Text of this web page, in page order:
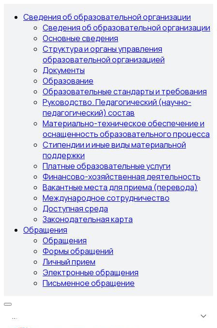
Сведения об образовательной организации
Сведения об образовательной организации
Основные сведения
Структура и органы управления
образовательной организацией
Документы
Образование
Образовательные стандарты и требования
Руководство. Педагогический (научно-
педагогический) состав
Материально-техническое обеспечение и
оснащенность образовательного процесса
Стипендии и иные виды материальной
поддержки
Платные образовательные услуги
Финансово-хозяйственная деятельность
Вакантные места для приема (перевода)
Международное сотрудничество
Доступная среда
Законодательная карта
Обращения
Обращения
Формы обращений
Личный прием
Электронные обращения
Письменное обращение
...